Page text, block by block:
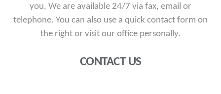
you. We are available 24/7 via fax, email or
telephone. You can also use a quick contact form on
the right or visit our office personally.
CONTACT US